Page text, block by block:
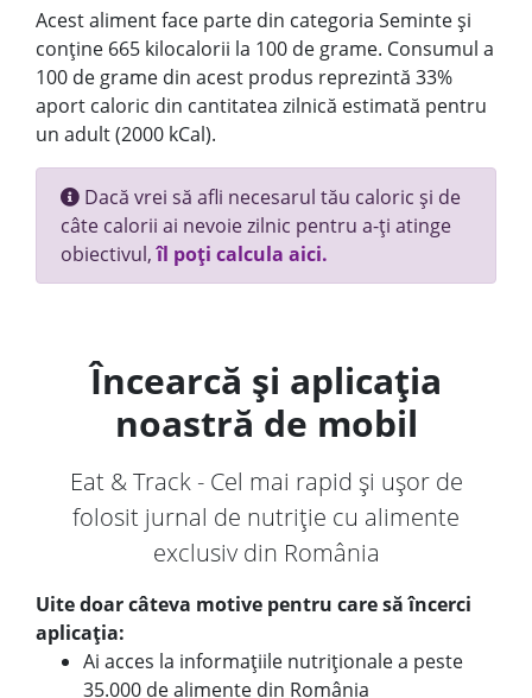
Acest aliment face parte din categoria Seminte și
conține 665 kilocalorii la 100 de grame. Consumul a
100 de grame din acest produs reprezintă 33%
aport caloric din cantitatea zilnică estimată pentru
un adult (2000 kCal).
Dacă vrei să afli necesarul tău caloric și de
câte calorii ai nevoie zilnic pentru a-ți atinge
obiectivul,îl poți calcula aici.
Încearcă și aplicația
noastră de mobil
Eat & Track - Cel mai rapid și ușor de
folosit jurnal de nutriție cu alimente
exclusiv din România
Uite doar câteva motive pentru care să încerci
aplicația:
Ai acces la informațiile nutriționale a peste
35.000 de alimente din România